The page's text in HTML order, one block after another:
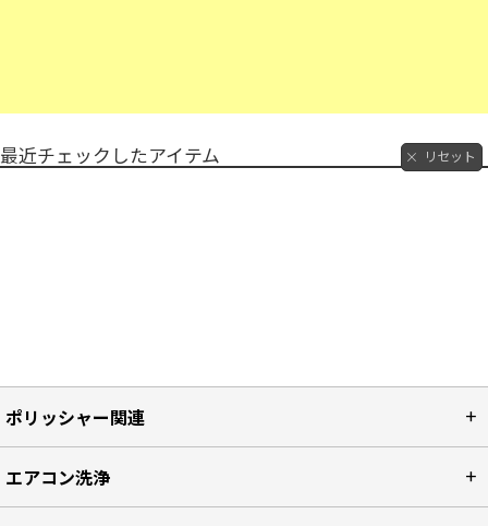
最近チェックしたアイテム リセット
ポリッシャー関連
エアコン洗浄